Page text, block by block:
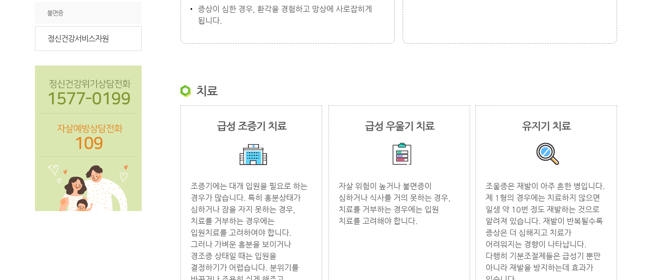
불면증
정신건강서비스자원
증상이 심한 경우, 환각을 경험하고 망상에 사로잡히게
됩니다.
치료
급성 조증기 치료
조증기에는 대개 입원을 필요로 하는
경우가 많습니다. 특히 흥분상태가
심하거나 잠을 자지 못하는 경우,
치료를 거부하는 경우에는
입원치료를 고려하여야 합니다.
그러나 가벼운 흥분을 보이거나
경조증 상태일 때는 입원을
결정하기가 어렵습니다. 분위기를
급성 우울기 치료
자살 위험이 높거나 불면증이
심하거나 식사를 거의 못하는 경우,
치료를 거부하는 경우에는 입원
치료를 고려해야 합니다.
유지기 치료
조울증은 재발이 아주 흔한 병입니다.
제 1형의 경우에는 치료하지 않으면
일생 약 10번 정도 재발하는 것으로
알려져 있습니다. 재발이 반복될수록
증상은 더 심해지고 치료가
어려워지는 경향이 나타납니다.
다행히 기분조절제들은 급성기 뿐만
아니라 재발을 방지하는데 효과가